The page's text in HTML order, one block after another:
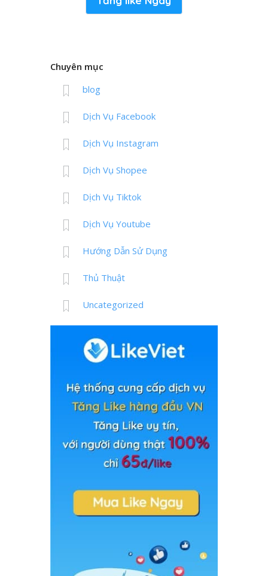
Chuyên mục
blog
Dịch Vụ Facebook
Dịch Vụ Instagram
Dịch Vụ Shopee
Dịch Vụ Tiktok
Dịch Vụ Youtube
Hướng Dẫn Sử Dụng
Thủ Thuật
Uncategorized